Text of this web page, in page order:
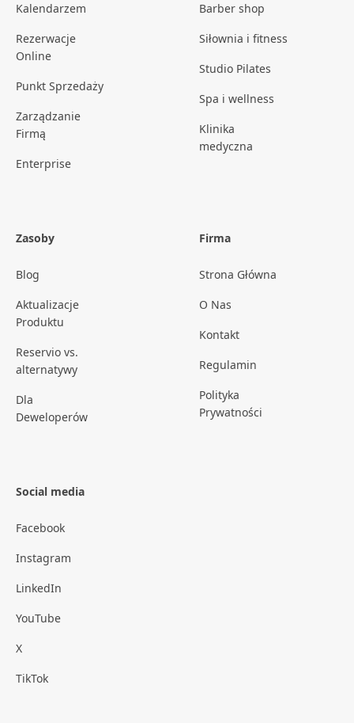
Kalendarzem
Rezerwacje
Online
Punkt Sprzedaży
Zarządzanie
Firmą
Enterprise
Barber shop
Siłownia i fitness
Studio Pilates
Spa i wellness
Klinika
medyczna
Zasoby
Blog
Aktualizacje
Produktu
Reservio vs.
alternatywy
Dla
Deweloperów
Firma
Strona Główna
O Nas
Kontakt
Regulamin
Polityka
Prywatności
Social media
Facebook
Instagram
LinkedIn
YouTube
X
TikTok